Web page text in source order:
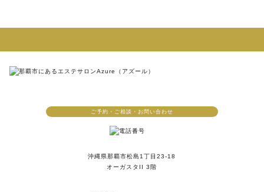
ご予約・ご相談・お問い合わせ
沖縄県那覇市松島1丁目23-18
オーガスタII 3階